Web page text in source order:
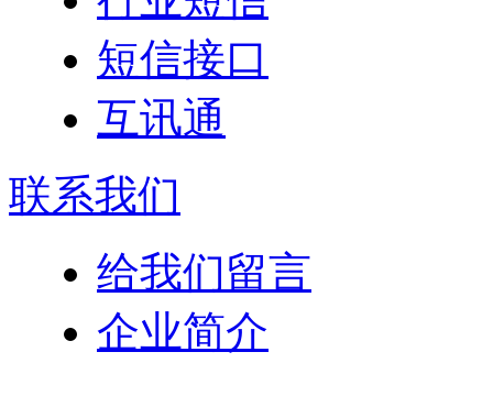
短信接口
互讯通
联系我们
给我们留言
企业简介